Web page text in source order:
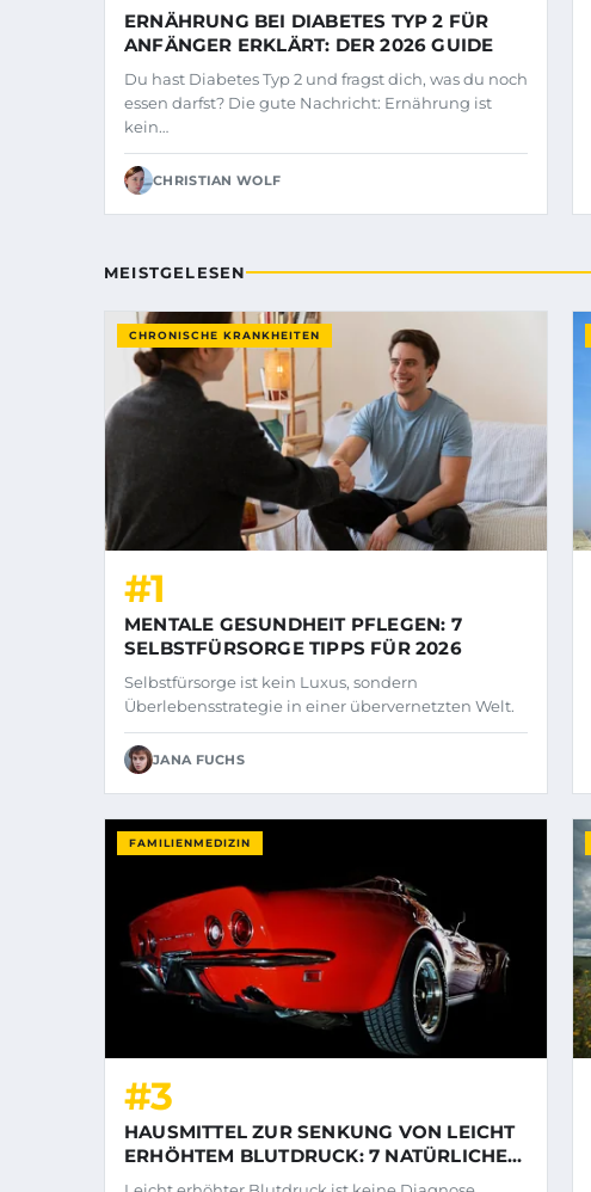
ERNÄHRUNG BEI DIABETES TYP 2 FÜR
ANFÄNGER ERKLÄRT: DER 2026 GUIDE
Du hast Diabetes Typ 2 und fragst dich, was du noch
essen darfst? Die gute Nachricht: Ernährung ist
kein…
CHRISTIAN WOLF
MEISTGELESEN
CHRONISCHE KRANKHEITEN
#1
MENTALE GESUNDHEIT PFLEGEN: 7
SELBSTFÜRSORGE TIPPS FÜR 2026
Selbstfürsorge ist kein Luxus, sondern
Überlebensstrategie in einer übervernetzten Welt.
JANA FUCHS
FAMILIENMEDIZIN
#3
HAUSMITTEL ZUR SENKUNG VON LEICHT
ERHÖHTEM BLUTDRUCK: 7 NATÜRLICHE
TIPPS